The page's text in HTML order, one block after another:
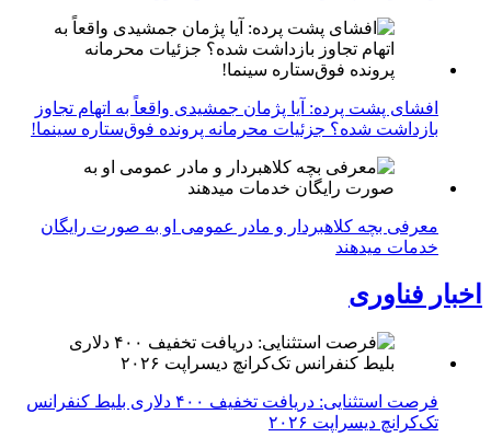
افشای پشت پرده: آیا پژمان جمشیدی واقعاً به اتهام تجاوز
بازداشت شده؟ جزئیات محرمانه پرونده فوق‌ستاره سینما!
معرفی بچه کلاهبردار و مادر عمومی او به صورت رایگان
خدمات میدهند
اخبار فناوری
فرصت استثنایی: دریافت تخفیف ۴۰۰ دلاری بلیط کنفرانس
تک‌کرانچ دیسراپت ۲۰۲۶